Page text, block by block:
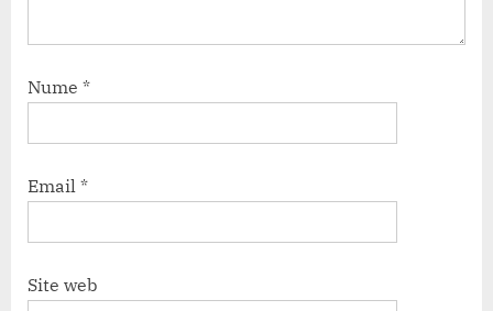
Nume *
Email *
Site web